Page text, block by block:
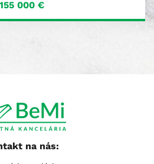
155 000 €
na nás: